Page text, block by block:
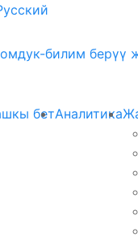
билим берүү
бетАналитика